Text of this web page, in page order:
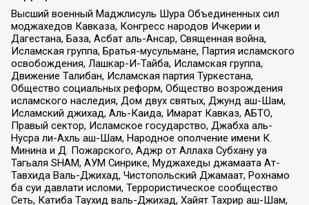
Высший военный Маджлисуль Шура Объединенных сил
моджахедов Кавказа, Конгресс народов Ичкерии и
Дагестана, База, Асбат аль-Ансар, Священная война,
Исламская группа, Братья-мусульмане, Партия исламского
освобождения, Лашкар-И-Тайба, Исламская группа,
Движение Талибан, Исламская партия Туркестана,
Общество социальных реформ, Общество возрождения
исламского наследия, Дом двух святых, Джунд аш-Шам,
Исламский джихад, Аль-Каида, Имарат Кавказ, АБТО,
Правый сектор, Исламское государство, Джабха аль-
Нусра ли-Ахль аш-Шам, Народное ополчение имени К.
Минина и Д. Пожарского, Аджр от Аллаха Субхану уа
Тагьаля SHAM, АУМ Синрике, Муджахеды джамаата Ат-
Тавхида Валь-Джихад, Чистопольский Джамаат, Рохнамо
ба суи давлати исломи, Террористическое сообщество
Сеть, Катиба Таухид валь-Джихад, Хайят Тахрир аш-Шам,